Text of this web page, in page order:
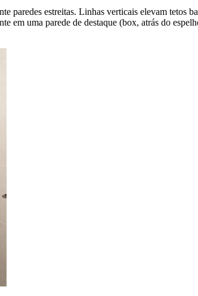
estreitas. Linhas verticais elevam tetos
em uma parede de destaque (box, atrás do